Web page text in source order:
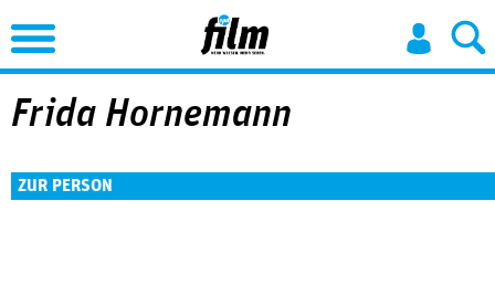
Jump to Navigation
Frida Hornemann
ZUR PERSON